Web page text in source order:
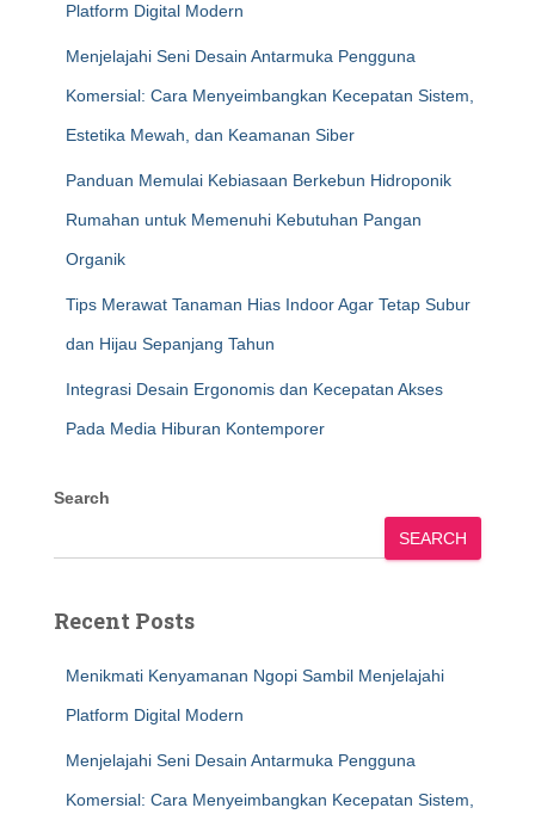
Platform Digital Modern
Menjelajahi Seni Desain Antarmuka Pengguna
Komersial: Cara Menyeimbangkan Kecepatan Sistem,
Estetika Mewah, dan Keamanan Siber
Panduan Memulai Kebiasaan Berkebun Hidroponik
Rumahan untuk Memenuhi Kebutuhan Pangan
Organik
Tips Merawat Tanaman Hias Indoor Agar Tetap Subur
dan Hijau Sepanjang Tahun
Integrasi Desain Ergonomis dan Kecepatan Akses
Pada Media Hiburan Kontemporer
Search
SEARCH
Recent Posts
Menikmati Kenyamanan Ngopi Sambil Menjelajahi
Platform Digital Modern
Menjelajahi Seni Desain Antarmuka Pengguna
Komersial: Cara Menyeimbangkan Kecepatan Sistem,